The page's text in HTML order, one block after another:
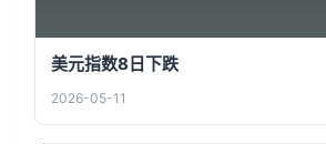
美元指数8日下跌
2026-05-11